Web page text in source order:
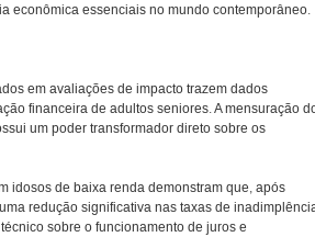
econômica essenciais no mundo contemporâneo.
em avaliações de impacto trazem dados
financeira de adultos seniores. A mensuração
um poder transformador direto sobre os
idosos de baixa renda demonstram que, após
redução significativa nas taxas de
sobre o funcionamento de juros e